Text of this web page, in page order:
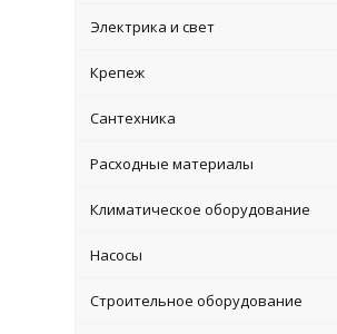
Электрика и свет
Крепеж
Сантехника
Расходные материалы
Климатическое оборудование
Насосы
Строительное оборудование